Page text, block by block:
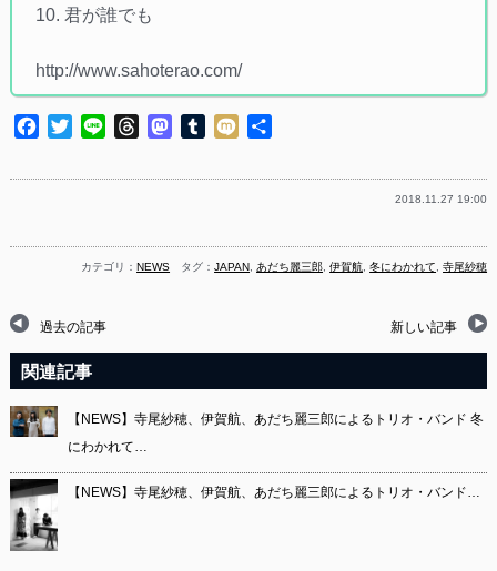
10. 君が誰でも
http://www.sahoterao.com/
Facebook
TwitterLine ThreadsMastodon
Tumblr
Mixi
2018.11.27 19:00
カテゴリ：NEWS タグ：JAPAN あだち麗三郎 ,伊賀航 ,冬にわかれて ,寺尾紗穂
過去の記事 新しい記事
関連記事
【NEWS】寺尾紗穂、伊賀航、あだち麗三郎によるトリオ・バンド 冬
にわかれて…
【NEWS】寺尾紗穂、伊賀航、あだち麗三郎によるトリオ・バンド…